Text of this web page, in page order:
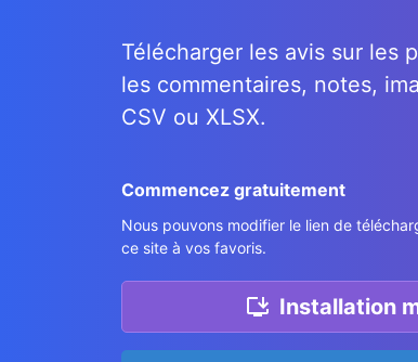
Télécharger les avis sur les
les commentaires, notes,
CSV ou XLSX.
Commencez gratuitement
Nous pouvons modifier le lien de
ce site à vos favoris.
Installation